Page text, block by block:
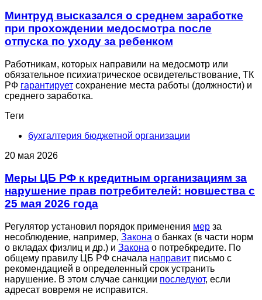
Минтруд высказался о среднем заработке
при прохождении медосмотра после
отпуска по уходу за ребенком
Работникам, которых направили на медосмотр или
обязательное психиатрическое освидетельствование, ТК
РФ гарантирует сохранение места работы (должности) и
среднего заработка.
Теги
бухгалтерия бюджетной организации
20 мая 2026
Меры ЦБ РФ к кредитным организациям за
нарушение прав потребителей: новшества с
25 мая 2026 года
Регулятор установил порядок применения мер за
несоблюдение, например, Закона о банках (в части норм
о вкладах физлиц и др.) и Закона о потребкредите. По
общему правилу ЦБ РФ сначала направит письмо с
рекомендацией в определенный срок устранить
нарушение. В этом случае санкции последуют, если
адресат вовремя не исправится.